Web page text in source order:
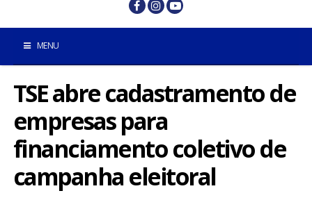
MENU
INÍCIO
POMBAL E REGIÃO
TSE abre cadastramento de
empresas para
financiamento coletivo de
campanha eleitoral